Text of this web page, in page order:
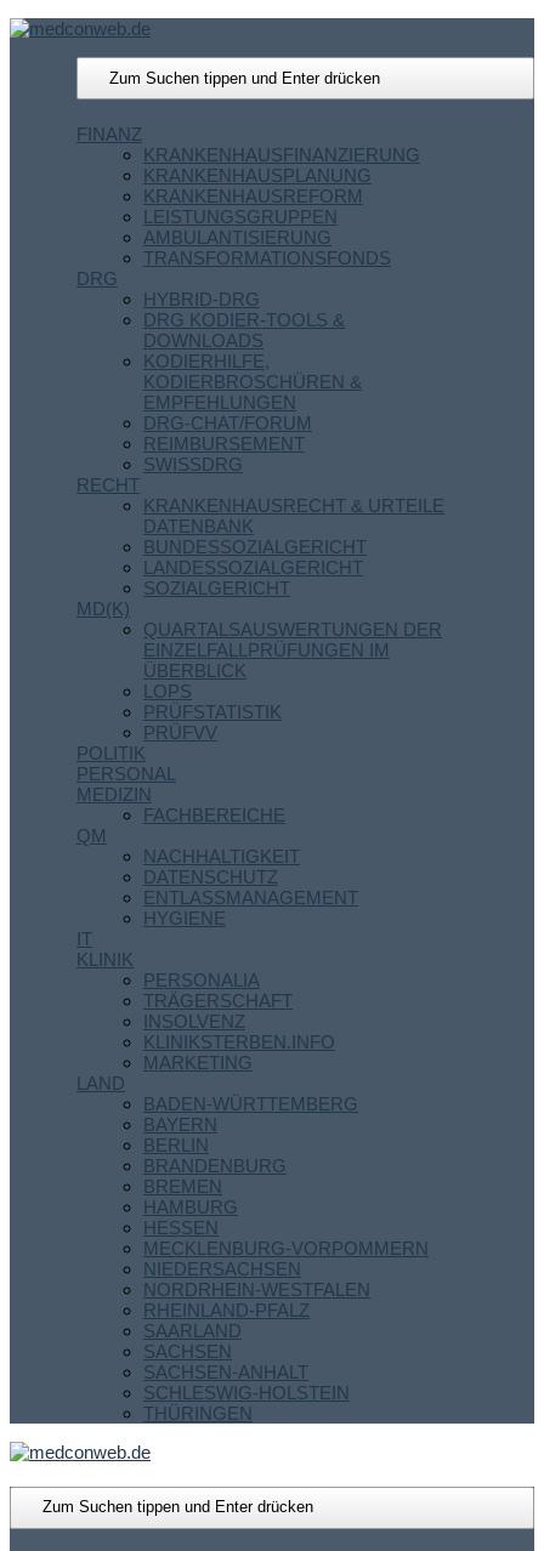
FINANZ
KRANKENHAUSFINANZIERUNG
KRANKENHAUSPLANUNG
KRANKENHAUSREFORM
LEISTUNGSGRUPPEN
AMBULANTISIERUNG
TRANSFORMATIONSFONDS
DRG
HYBRID-DRG
DRG KODIER-TOOLS &
DOWNLOADS
KODIERHILFE,
KODIERBROSCHÜREN &
EMPFEHLUNGEN
DRG-CHAT/FORUM
REIMBURSEMENT
SWISSDRG
RECHT
KRANKENHAUSRECHT & URTEILE
DATENBANK
BUNDESSOZIALGERICHT
LANDESSOZIALGERICHT
SOZIALGERICHT
MD(K)
QUARTALSAUSWERTUNGEN DER
EINZELFALLPRÜFUNGEN IM
ÜBERBLICK
LOPS
PRÜFSTATISTIK
PRÜFVV
POLITIK
PERSONAL
MEDIZIN
FACHBEREICHE
QM
NACHHALTIGKEIT
DATENSCHUTZ
ENTLASSMANAGEMENT
HYGIENE
IT
KLINIK
PERSONALIA
TRÄGERSCHAFT
INSOLVENZ
KLINIKSTERBEN.INFO
MARKETING
LAND
BADEN-WÜRTTEMBERG
BAYERN
BERLIN
BRANDENBURG
BREMEN
HAMBURG
HESSEN
MECKLENBURG-VORPOMMERN
NIEDERSACHSEN
NORDRHEIN-WESTFALEN
RHEINLAND-PFALZ
SAARLAND
SACHSEN
SACHSEN-ANHALT
SCHLESWIG-HOLSTEIN
THÜRINGEN